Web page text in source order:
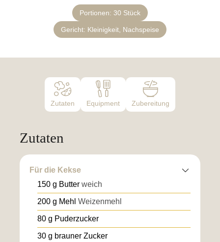
Portionen: 30 Stück
Gericht: Kleinigkeit, Nachspeise
Zutaten Equipment Zubereitung
Zutaten
Für die Kekse
150 g Butter weich
200 g Mehl Weizenmehl
80 g Puderzucker
30 g brauner Zucker